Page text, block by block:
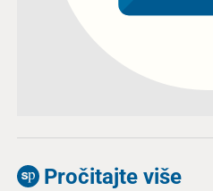
Pročitajte više